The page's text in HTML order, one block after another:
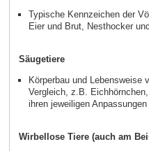
Typische Kennzeichen der
Eier und Brut, Nesthocker
Säugetiere
Körperbau und Lebensweise
Vergleich, z.B.
ihren jeweiligen Anpassungen
Wirbellose Tiere (auch am